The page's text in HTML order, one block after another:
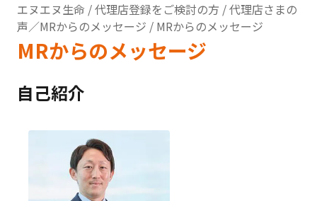
エヌエヌ生命 /代理店登録をご検討の方 /代理店さまの
声／MRからのメッセージ / MRからのメッセージ
MRからのメッセージ
自己紹介